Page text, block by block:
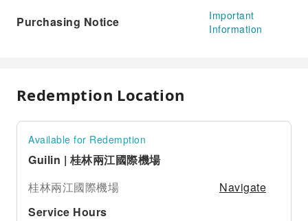
Purchasing Notice
Important
Information
Redemption Location
Available for Redemption
Guilin | 桂林兩江國際機場
桂林兩江國際機場
Navigate
Service Hours